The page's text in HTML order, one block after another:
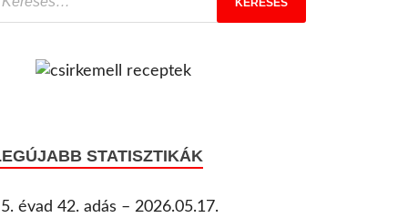
STATISZTIKÁK
5. évad 42. adás – 2026.05.17.